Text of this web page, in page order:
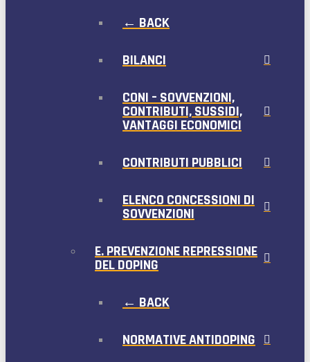
← BACK
BILANCI
CONI – SOVVENZIONI,
CONTRIBUTI, SUSSIDI,
VANTAGGI ECONOMICI
CONTRIBUTI PUBBLICI
ELENCO CONCESSIONI DI
SOVVENZIONI
E. PREVENZIONE REPRESSIONE
DEL DOPING
← BACK
NORMATIVE ANTIDOPING